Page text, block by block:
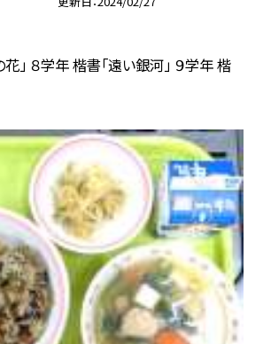
」 ８学年 楷書「遠い銀河」 ９学年 楷